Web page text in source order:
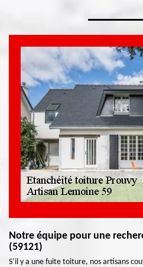
Notre équipe pour une
(59121)
S’il y a une fuite toiture, nos artisans